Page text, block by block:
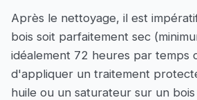
Après le nettoyage, il est
bois soit parfaitement sec
idéalement 72 heures par temps
d'appliquer un traitement
huile ou un saturateur sur un